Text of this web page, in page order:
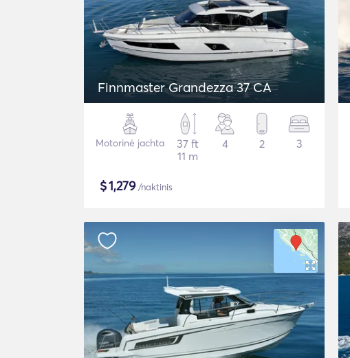
Finnmaster Grandezza 37 CA
Motorinė jachta
37 ft
11 m
4 2 3
$1,279/naktinis